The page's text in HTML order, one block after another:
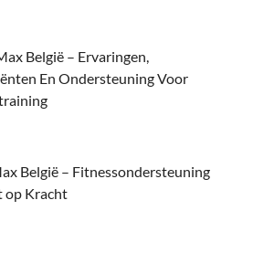
België – Ervaringen,
En Ondersteuning Voor
België – Fitnessondersteuning
op Kracht